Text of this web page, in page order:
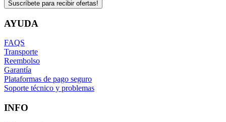
Suscríbete para recibir ofertas!
AYUDA
FAQS
Transporte
Reembolso
Garantía
Plataformas de pago seguro
Soporte técnico y problemas
INFO